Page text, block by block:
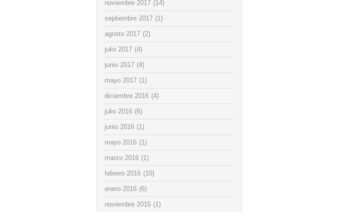
noviembre 2017 (14)
septiembre 2017 (1)
agosto 2017 (2)
julio 2017 (4)
junio 2017 (4)
mayo 2017 (1)
diciembre 2016 (4)
julio 2016 (6)
junio 2016 (1)
mayo 2016 (1)
marzo 2016 (1)
febrero 2016 (10)
enero 2016 (6)
noviembre 2015 (1)